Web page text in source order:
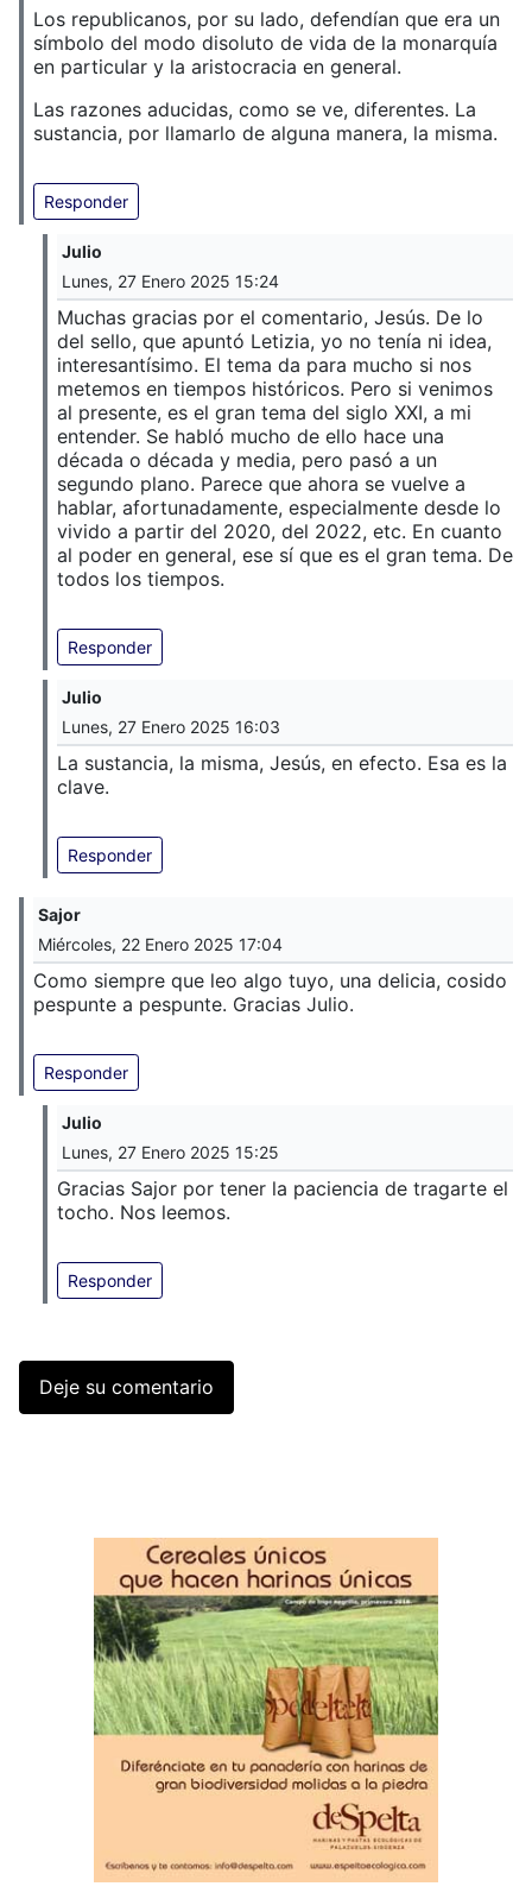
Los republicanos, por su lado, defendían que era un
símbolo del modo disoluto de vida de la monarquía
en particular y la aristocracia en general.
Las razones aducidas, como se ve, diferentes. La
sustancia, por llamarlo de alguna manera, la misma.
Responder
Julio
Lunes, 27 Enero 2025 15:24
Muchas gracias por el comentario, Jesús. De lo
del sello, que apuntó Letizia, yo no tenía ni idea,
interesantísimo. El tema da para mucho si nos
metemos en tiempos históricos. Pero si venimos
al presente, es el gran tema del siglo XXI, a mi
entender. Se habló mucho de ello hace una
década o década y media, pero pasó a un
segundo plano. Parece que ahora se vuelve a
hablar, afortunadamente, especialmente desde lo
vivido a partir del 2020, del 2022, etc. En cuanto
al poder en general, ese sí que es el gran tema. De
todos los tiempos.
Responder
Julio
Lunes, 27 Enero 2025 16:03
La sustancia, la misma, Jesús, en efecto. Esa es la
clave.
Responder
Sajor
Miércoles, 22 Enero 2025 17:04
Como siempre que leo algo tuyo, una delicia, cosido
pespunte a pespunte. Gracias Julio.
Responder
Julio
Lunes, 27 Enero 2025 15:25
Gracias Sajor por tener la paciencia de tragarte el
tocho. Nos leemos.
Responder
Deje su comentario